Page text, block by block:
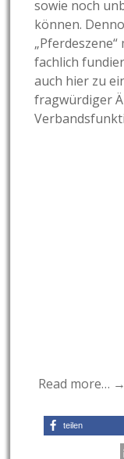
sowie noch
können.
fachlich
auch hier zu
fragwürdiger
Read more… →
teilen